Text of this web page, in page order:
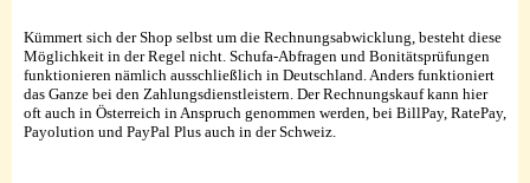
Kümmert sich der Shop selbst um die Rechnungsabwicklung, besteht diese
Möglichkeit in der Regel nicht. Schufa-Abfragen und Bonitätsprüfungen
funktionieren nämlich ausschließlich in Deutschland. Anders funktioniert
das Ganze bei den Zahlungsdienstleistern. Der Rechnungskauf kann hier
oft auch in Österreich in Anspruch genommen werden, bei BillPay, RatePay,
Payolution und PayPal Plus auch in der Schweiz.